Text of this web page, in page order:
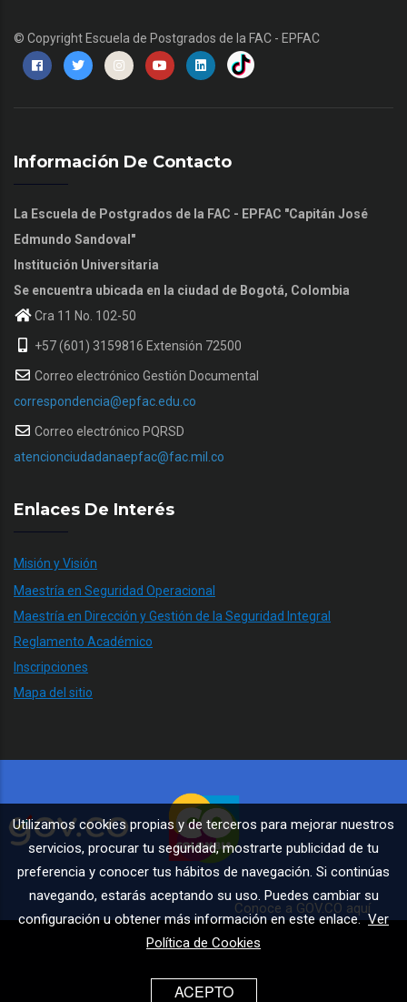
© CopyrightEscuela de Postgrados de la FAC - EPFAC
Información De Contacto
La Escuela de Postgrados de la FAC - EPFAC "Capitán José
Edmundo Sandoval"
Institución Universitaria
Se encuentra ubicada en la ciudad de Bogotá, Colombia
Cra 11 No. 102-50
+57 (601) 3159816 Extensión 72500
Correo electrónico Gestión Documental
correspondencia@epfac.edu.co
Correo electrónico PQRSD
atencionciudadanaepfac@fac.mil.co
Enlaces De Interés
Misión y Visión
Maestría en Seguridad Operacional
Maestría en Dirección y Gestión de la Seguridad Integral
Reglamento Académico
Inscripciones
Mapa del sitio
Conoce a GOV.CO aquí
Utilizamos cookies propias y de terceros para mejorar nuestros
servicios, procurar tu seguridad, mostrarte publicidad de tu
preferencia y conocer tus hábitos de navegación. Si continúas
navegando, estarás aceptando su uso. Puedes cambiar su
configuración u obtener más información en este enlace.Ver
Política de Cookies
ACEPTO